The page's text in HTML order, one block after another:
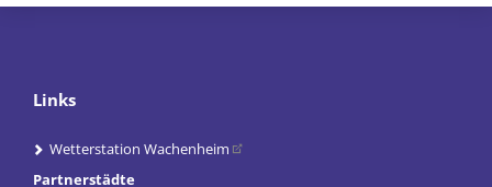
Links
Wetterstation Wachenheim
Partnerstädte